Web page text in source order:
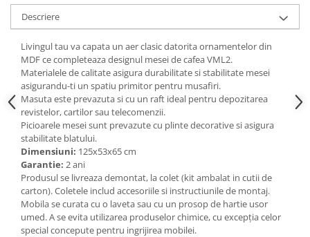
Mese gradinita
Set mese si scaune gradinita
Mobilier copii
Mobila camera copii
Scaune birou pentru copii
Saltele patuturi copii
Paturi copii
Masa si scaune gradinita
Seturi comode living si dormitor
Descriere
Livingul tau va capata un aer clasic datorita ornamentelor din
MDF ce completeaza designul mesei de cafea VML2.
Materialele de calitate asigura durabilitate si stabilitate mesei
asigurandu-ti un spatiu primitor pentru musafiri.
Masuta este prevazuta si cu un raft ideal pentru depozitarea
revistelor, cartilor sau telecomenzii.
Picioarele mesei sunt prevazute cu plinte decorative si asigura
stabilitate blatului.
Dimensiuni: 125x53x65 cm
Garantie: 2 ani
Produsul se livreaza demontat, la colet (kit ambalat in cutii de
carton). Coletele includ accesoriile si instructiunile de montaj.
Mobila se curata cu o laveta sau cu un prosop de hartie usor
umed. A se evita utilizarea produselor chimice, cu excepția celor
special concepute pentru ingrijirea mobilei.